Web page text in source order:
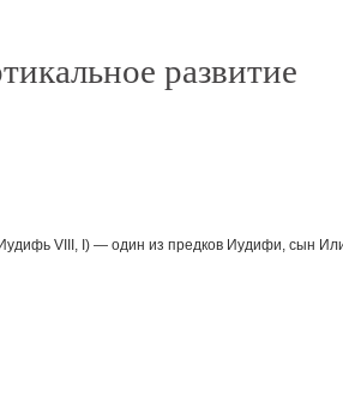
развитие
VIII, I) — один из предков Иудифи, сын